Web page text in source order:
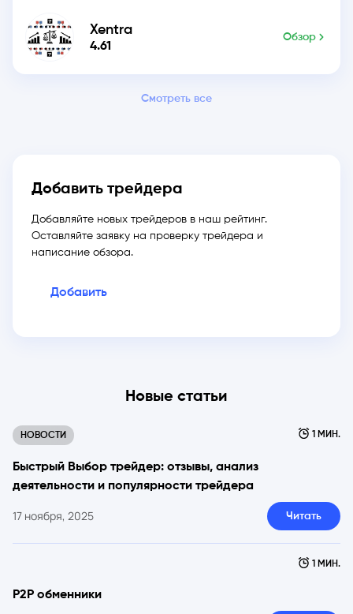
Xentra
4.61
Обзор
Смотреть все
Добавить трейдера
Добавляйте новых трейдеров в наш рейтинг.
Оставляйте заявку на проверку трейдера и
написание обзора.
Добавить
Новые статьи
НОВОСТИ 1 МИН.
Быстрый Выбор трейдер: отзывы, анализ
деятельности и популярности трейдера
17 ноября, 2025 Читать
1 МИН.
P2P обменники